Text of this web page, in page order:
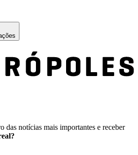
das notícias mais importantes e receber